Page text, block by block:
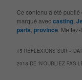
Ce contenu a été publié
marqué aveccasting ,
paris ,province .
15 RÉFLEXIONS SUR «
2018 DE ‘N’OUBLIEZ PAS